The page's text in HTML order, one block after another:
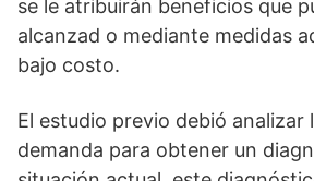
se le atribuirán beneficios que
alcanzad o mediante medidas
bajo costo.
El estudio previo debió analizar
demanda para obtener un